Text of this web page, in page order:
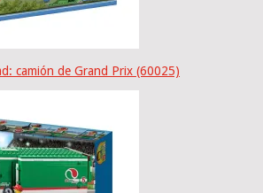
camión de Grand Prix (60025)